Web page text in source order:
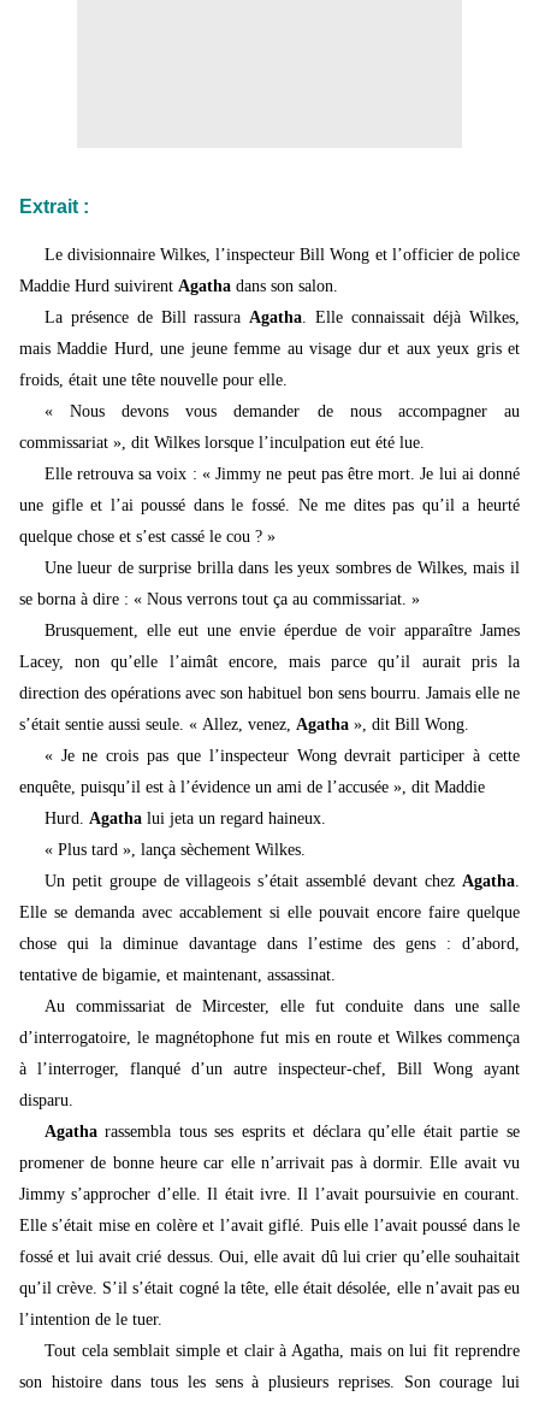
Extrait :
Le divisionnaire Wilkes, l’inspecteur Bill Wong et l’officier de police
Maddie Hurd suivirent Agatha dans son salon.
La présence de Bill rassura Agatha . Elle connaissait déjà Wilkes,
mais Maddie Hurd, une jeune femme au visage dur et aux yeux gris et
froids, était une tête nouvelle pour elle.
« Nous devons vous demander de nous accompagner au
commissariat », dit Wilkes lorsque l’inculpation eut été lue.
Elle retrouva sa voix : « Jimmy ne peut pas être mort. Je lui ai donné
une gifle et l’ai poussé dans le fossé. Ne me dites pas qu’il a heurté
quelque chose et s’est cassé le cou ? »
Une lueur de surprise brilla dans les yeux sombres de Wilkes, mais il
se borna à dire : « Nous verrons tout ça au commissariat. »
Brusquement, elle eut une envie éperdue de voir apparaître James
Lacey, non qu’elle l’aimât encore, mais parce qu’il aurait pris la
direction des opérations avec son habituel bon sens bourru. Jamais elle ne
s’était sentie aussi seule. « Allez, venez, Agatha », dit Bill Wong.
« Je ne crois pas que l’inspecteur Wong devrait participer à cette
enquête, puisqu’il est à l’évidence un ami de l’accusée », dit Maddie
Hurd. Agathalui jeta un regard haineux.
« Plus tard », lança sèchement Wilkes.
Un petit groupe de villageois s’était assemblé devant chez Agatha
Elle se demanda avec accablement si elle pouvait encore faire quelque
chose qui la diminue davantage dans l’estime des gens : d’abord,
tentative de bigamie, et maintenant, assassinat.
Au commissariat de Mircester, elle fut conduite dans une salle
d’interrogatoire, le magnétophone fut mis en route et Wilkes commença
à l’interroger, flanqué d’un autre inspecteur-chef, Bill Wong ayant
disparu.
Agatharassembla tous ses esprits et déclara qu’elle était partie se
promener de bonne heure car elle n’arrivait pas à dormir. Elle avait vu
Jimmy s’approcher d’elle. Il était ivre. Il l’avait poursuivie en courant.
Elle s’était mise en colère et l’avait giflé. Puis elle l’avait poussé dans le
fossé et lui avait crié dessus. Oui, elle avait dû lui crier qu’elle souhaitait
qu’il crève. S’il s’était cogné la tête, elle était désolée, elle n’avait pas eu
l’intention de le tuer.
Tout cela semblait simple et clair à Agatha, mais on lui fit reprendre
son histoire dans tous les sens à plusieurs reprises. Son courage lui